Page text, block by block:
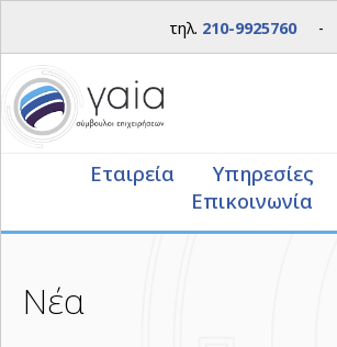
τηλ. 210-9925760-
Εταιρεία Υπηρεσίες
Επικοινωνία
Νέα